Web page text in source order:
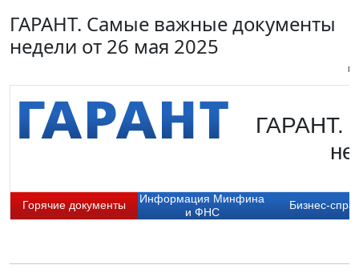
ГАРАНТ. Самые важные документы
недели от 26 мая 2025
ГАРАНТ.
Горячие документы
Информация Минфина
и ФНС
Бизнес-